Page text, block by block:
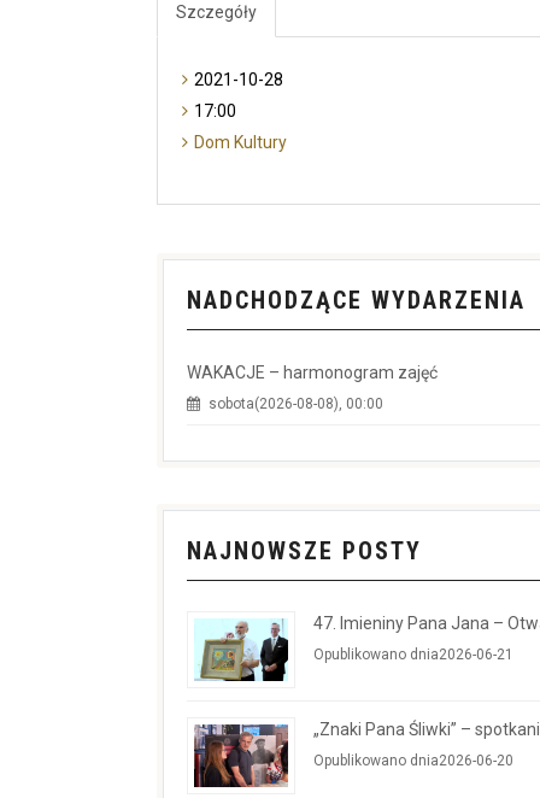
Szczegóły
2021-10-28
17:00
Dom Kultury
NADCHODZĄCE WYDARZENIA
WAKACJE – harmonogram zajęć
sobota(2026-08-08), 00:00
NAJNOWSZE POSTY
47. Imieniny Pana Jana –
Opublikowano dnia2026-06-21
„Znaki Pana Śliwki” –
Opublikowano dnia2026-06-20